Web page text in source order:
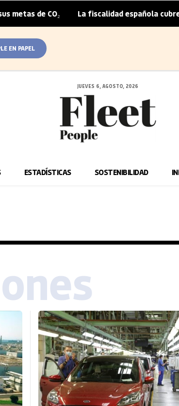
de CO₂ | La fiscalidad española cubre
EN PAPEL
JUEVES 6, AGOSTO, 2026
ESTADÍSTICAS SOSTENIBILIDAD